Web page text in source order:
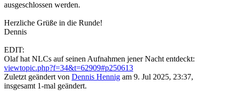
ausgeschlossen werden.
Herzliche Grüße in die Runde!
Dennis
EDIT:
Olaf hat NLCs auf seinen Aufnahmen jener Nacht entdeckt:
viewtopic.php?f=34&t=62909#p250613
Zuletzt geändert von Dennis Hennig am 9. Jul 2025, 23:37,
insgesamt 1-mal geändert.